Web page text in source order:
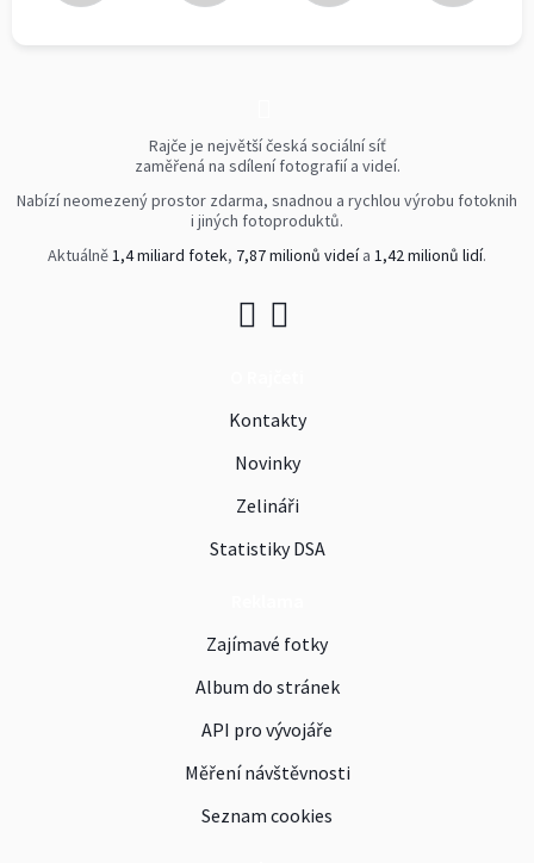
Rajče je největší česká sociální síť
zaměřená na sdílení fotografií a videí.
Nabízí neomezený prostor zdarma, snadnou a rychlou výrobu fotoknih
i jiných fotoproduktů.
Aktuálně1,4 miliard fotek, 7,87 milionů videía 1,42 milionů lidí.
Kontakty
Novinky
Zelináři
Statistiky DSA
Zajímavé fotky
Album do stránek
API pro vývojáře
Měření návštěvnosti
Seznam cookies